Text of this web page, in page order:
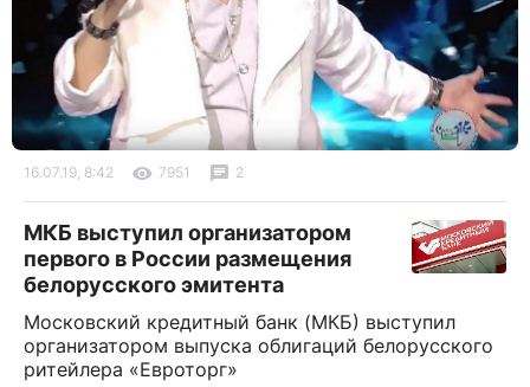
16.07.19, 8:42 7951 2
МКБ выступил организатором
первого в России размещения
белорусского эмитента
Московский кредитный банк (МКБ) выступил
организатором выпуска облигаций белорусского
ритейлера «Евроторг»